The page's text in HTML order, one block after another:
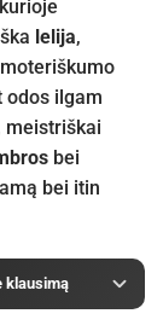
lelija,
odos ilgam
meistriškai
bei
bei itin
klausimą